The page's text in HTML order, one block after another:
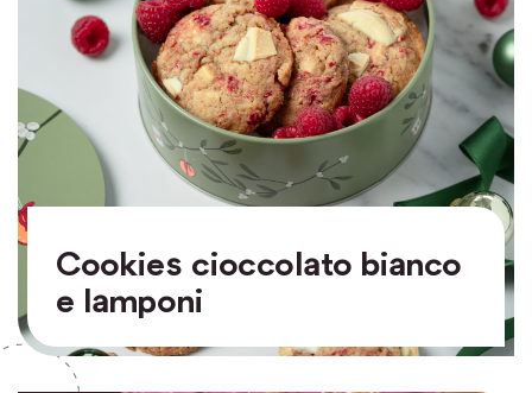
Cookies cioccolato bianco
e lamponi